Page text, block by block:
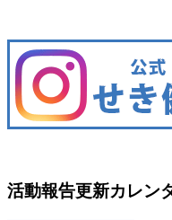
活動報告更新カレン